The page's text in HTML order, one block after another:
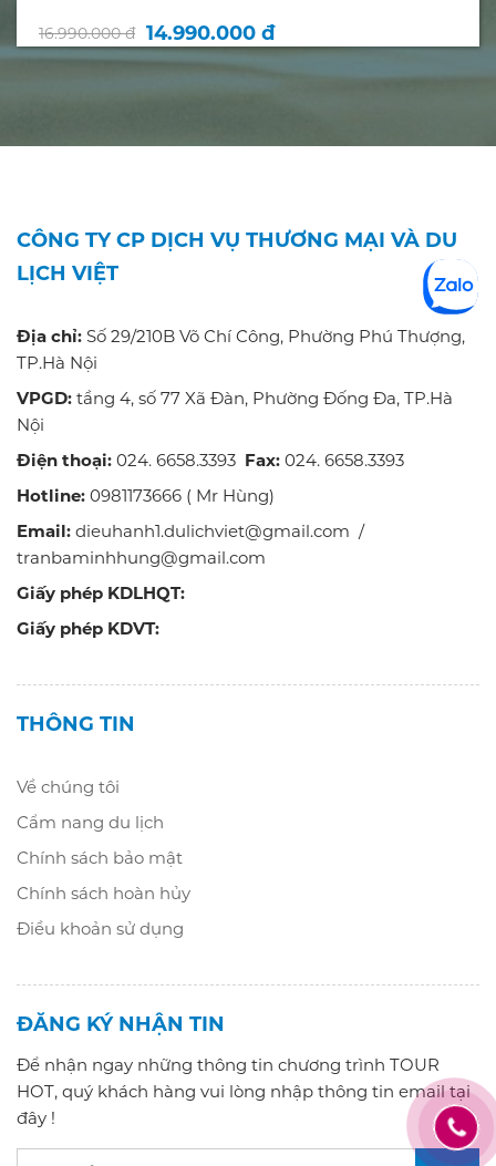
16.990.000 đ 14.990.000 đ
CÔNG TY CP DỊCH VỤ THƯƠNG MẠI VÀ DU
LỊCH VIỆT
Địa chỉ: Số 29/210B Võ Chí Công, Phường Phú Thượng,
TP.Hà Nội
VPGD: tầng 4, số 77 Xã Đàn, Phường Đống Đa, TP.Hà
Nội
Điện thoại: 024. 6658.3393 Fax: 024. 6658.3393
Hotline: 0981173666 ( Mr Hùng)
Email: dieuhanh1.dulichviet@gmail.com /
tranbaminhhung@gmail.com
Giấy phép KDLHQT:
Giấy phép KDVT:
THÔNG TIN
Về chúng tôi
Cẩm nang du lịch
Chính sách bảo mật
Chính sách hoàn hủy
Điều khoản sử dụng
ĐĂNG KÝ NHẬN TIN
Để nhận ngay những thông tin chương trình TOUR
HOT, quý khách hàng vui lòng nhập thông tin email tại
đây !